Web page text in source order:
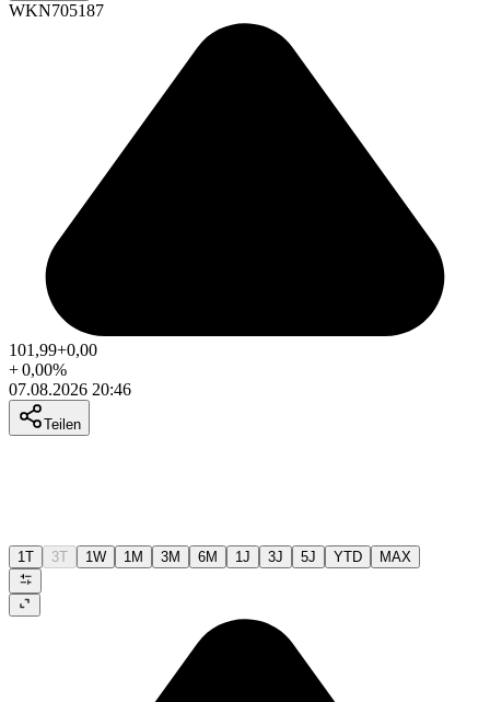
WKN705187
101,99+0,00
+0,00%
07.08.2026 20:46
Teilen
1T 3T 1W 1M 3M 6M 1J 3J 5J YTD MAX